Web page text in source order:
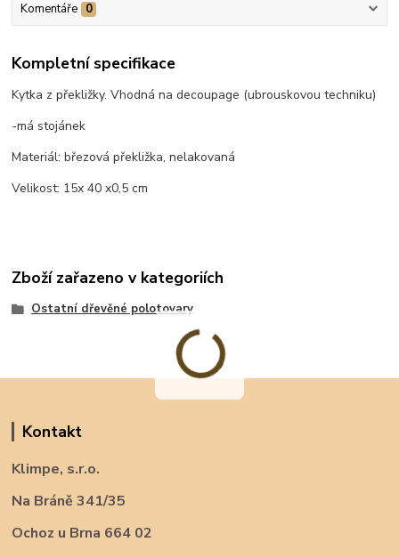
Komentáře 0
Kompletní specifikace
Kytka z překližky. Vhodná na decoupage (ubrouskovou techniku)
-má stojánek
Materiál: březová překližka, nelakovaná
Velikost: 15x 40 x0,5 cm
Zboží zařazeno v kategoriích
Ostatní dřevěné polotovary
Kontakt
Klimpe, s.r.o.
Na Bráně 341/35
Ochoz u Brna 664 02